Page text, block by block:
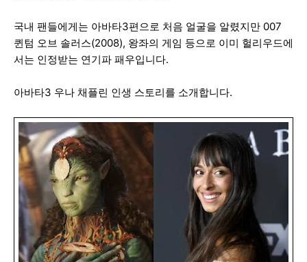
국내 팬들에게는 아바타3편으로 처음 얼굴을 알렸지만 007
퀸텀 오브 솔러스(2008), 왕좌의 게임 등으로 이미 헐리우드에
서는 인정받는 연기파 패우입니다.
아바타3 우나 채플린 인생 스토리를 소개합니다.